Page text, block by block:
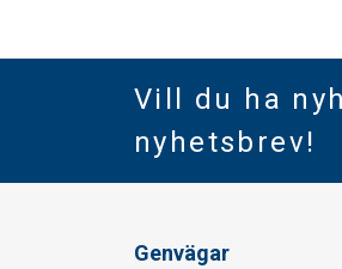
Vill du ha
nyhetsbrev!
Genvägar